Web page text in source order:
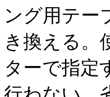
ング用テー
き換える。
ターで指定